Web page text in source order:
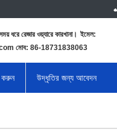
ধরে রেজার ওয়্যারে কারখানা। ইমেল:
মোব: 86-18731838063
করুন উদ্ধৃতির জন্য আবেদন